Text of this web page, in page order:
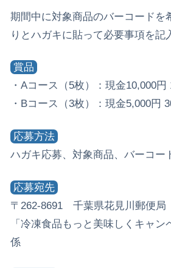
期間中に対象商品のバーコードを
りとハガキに貼って必要事項を記
賞品
・Aコース（5枚）：現金10,000円
・Bコース（3枚）：現金5,000円
応募方法
ハガキ応募、対象商品、バーコー
応募宛先
〒262-8691 千葉県花見川郵便
「冷凍食品もっと美味しくキャン
係